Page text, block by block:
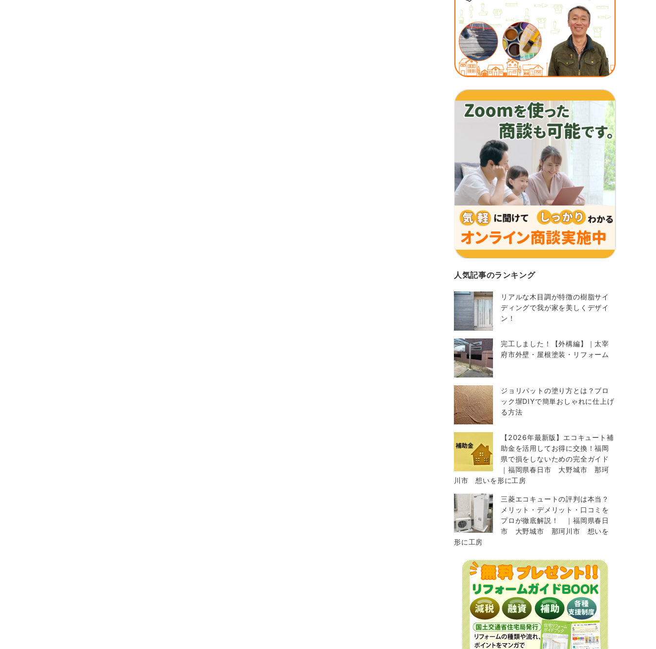
人気記事のランキング
リアルな木目調が特徴の樹脂サイ
ディングで我が家を美しくデザイ
ン！
完工しました！【外構編】｜太宰
府市外壁・屋根塗装・リフォーム
ジョリパットの塗り方とは？ブロ
ック塀DIYで簡単おしゃれに仕上げ
る方法
【2026年最新版】エコキュート補
助金を活用してお得に交換！福岡
県で損をしないための完全ガイド
｜福岡県春日市 大野城市 那珂
川市 想いを形に工房
三菱エコキュートの評判は本当？
メリット・デメリット・口コミを
プロが徹底解説！ ｜福岡県春日
市 大野城市 那珂川市 想いを
形に工房